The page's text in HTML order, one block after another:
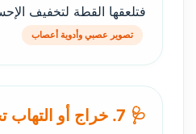
فتلعقها القطة لتخفيف
تصوير عصبي وأدوية أعصاب
🩺 7. خراج أو